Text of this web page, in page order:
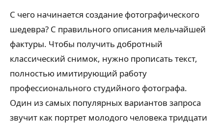
С чего начинается создание фотографического
шедевра? С правильного описания мельчайшей
фактуры. Чтобы получить добротный
классический снимок, нужно прописать текст,
полностью имитирующий работу
профессионального студийного фотографа.
Один из самых популярных вариантов запроса
звучит как портрет молодого человека тридцати